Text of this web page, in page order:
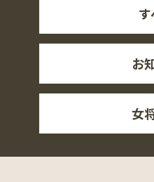
す
お
女